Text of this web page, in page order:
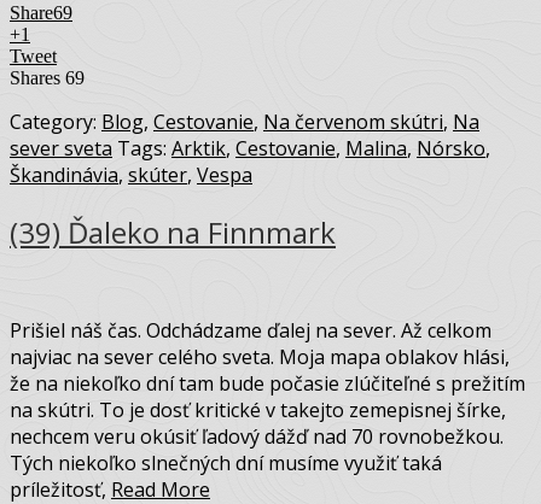
Share69
+1
Tweet
Shares 69
Category: Blog, Cestovanie, Na červenom skútri, Na
sever sveta Tags: Arktik, Cestovanie, Malina, Nórsko,
Škandinávia, skúter, Vespa
(39) Ďaleko na Finnmark
Prišiel náš čas. Odchádzame ďalej na sever. Až celkom
najviac na sever celého sveta. Moja mapa oblakov hlási,
že na niekoľko dní tam bude počasie zlúčiteľné s prežitím
na skútri. To je dosť kritické v takejto zemepisnej šírke,
nechcem veru okúsiť ľadový dážď nad 70 rovnobežkou.
Tých niekoľko slnečných dní musíme využiť taká
príležitosť, Read More